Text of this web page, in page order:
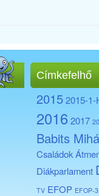
Címkefelhő
20152015-1-
2016 2017
Babits
Családok
Diákparlament
TV EFOP EFOP-